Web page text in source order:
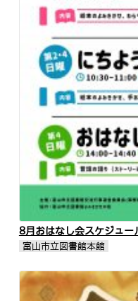
8月おはなし会スケジュー
富山市立図書館本館